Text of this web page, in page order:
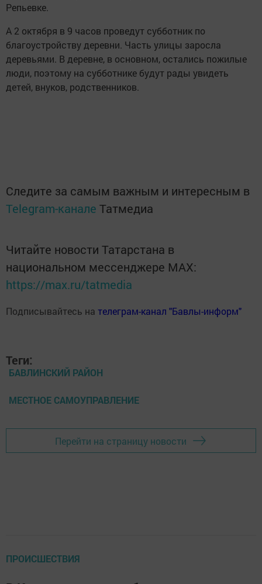
Репьевке.
А 2 октября в 9 часов проведут субботник по
благоустройству деревни. Часть улицы заросла
деревьями. В деревне, в основном, остались пожилые
люди, поэтому на субботнике будут рады увидеть
детей, внуков, родственников.
Следите за самым важным и интересным в
Telegram-канале Татмедиа
Читайте новости Татарстана в
национальном мессенджере MАХ:
https://max.ru/tatmedia
Подписывайтесь на телеграм-канал "Бавлы-информ"
Теги:
БАВЛИНСКИЙ РАЙОН
МЕСТНОЕ САМОУПРАВЛЕНИЕ
Перейти на страницу новости
ПРОИСШЕСТВИЯ